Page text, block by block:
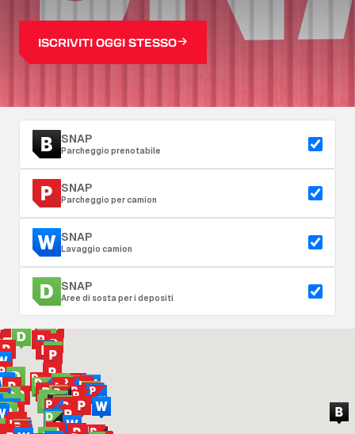
ISCRIVITI OGGI STESSO
SNAP
Parcheggio prenotabile
SNAP
Parcheggio per camion
SNAP
Lavaggio camion
SNAP
Aree di sosta per i depositi